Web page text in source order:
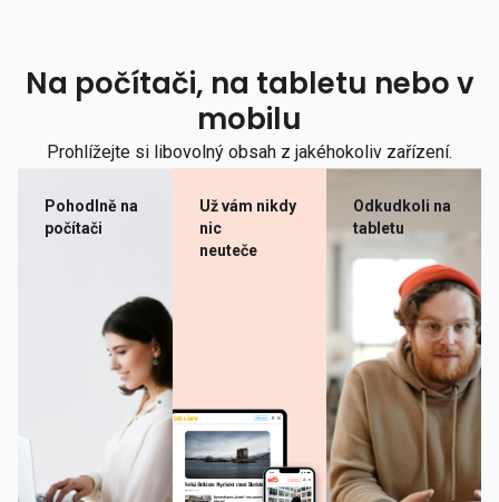
Na počítači, na tabletu nebo v
mobilu
Prohlížejte si libovolný obsah z jakéhokoliv zařízení.
Pohodlně na
počítači
Už vám nikdy
nic
neuteče
Odkudkoli na
tabletu